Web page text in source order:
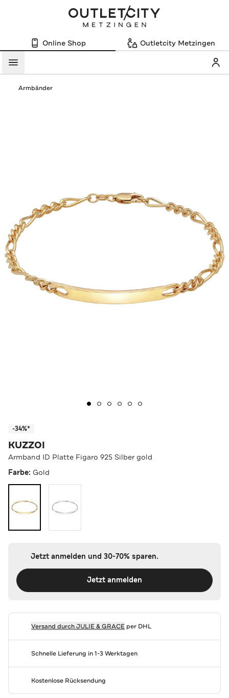
Online Shop Outletcity Metzingen
Menü
Armbänder
-34%*
KUZZOI
Armband ID Platte Figaro 925 Silber gold
Farbe: Gold
Jetzt anmelden und 30-70% sparen.
Jetzt anmelden
Versand durchJULIE & GRACEper DHL
Schnelle Lieferung in 1-3 Werktagen
Kostenlose Rücksendung